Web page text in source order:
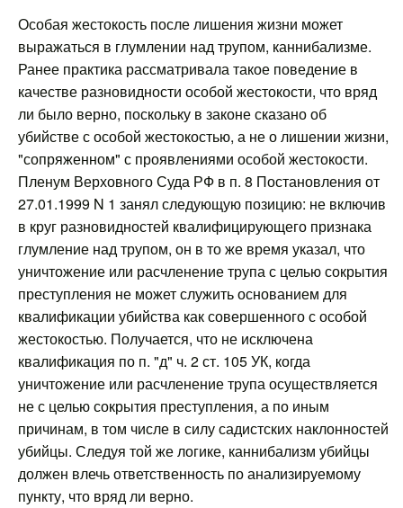
Особая жестокость после лишения жизни может
выражаться в глумлении над трупом, каннибализме.
Ранее практика рассматривала такое поведение в
качестве разновидности особой жестокости, что вряд
ли было верно, поскольку в законе сказано об
убийстве с особой жестокостью, а не о лишении жизни,
"сопряженном" с проявлениями особой жестокости.
Пленум Верховного Суда РФ в п. 8 Постановления от
27.01.1999 N 1 занял следующую позицию: не включив
в круг разновидностей квалифицирующего признака
глумление над трупом, он в то же время указал, что
уничтожение или расчленение трупа с целью сокрытия
преступления не может служить основанием для
квалификации убийства как совершенного с особой
жестокостью. Получается, что не исключена
квалификация по п. "д" ч. 2 ст. 105 УК, когда
уничтожение или расчленение трупа осуществляется
не с целью сокрытия преступления, а по иным
причинам, в том числе в силу садистских наклонностей
убийцы. Следуя той же логике, каннибализм убийцы
должен влечь ответственность по анализируемому
пункту, что вряд ли верно.